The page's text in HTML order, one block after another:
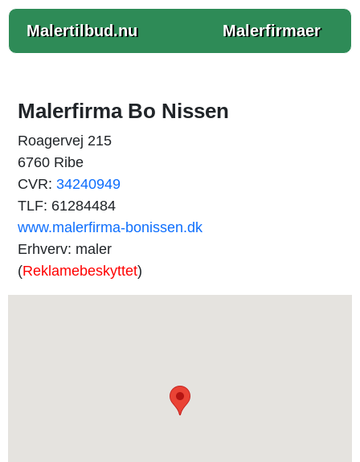
Malertilbud.nu Malerfirmaer
Malerfirma Bo Nissen
Roagervej 215
6760 Ribe
CVR: 34240949
TLF: 61284484
www.malerfirma-bonissen.dk
Erhverv: maler
(Reklamebeskyttet)